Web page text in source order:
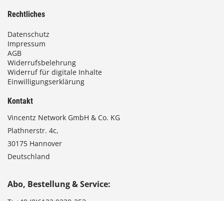
Rechtliches
Datenschutz
Impressum
AGB
Widerrufsbelehrung
Widerruf für digitale Inhalte
Einwilligungserklärung
Kontakt
Vincentz Network GmbH & Co. KG
Plathnerstr. 4c,
30175 Hannover
Deutschland
Abo, Bestellung & Service: